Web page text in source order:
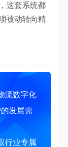
这套系统都
被动转向精
流数字化
发展需
行业专属